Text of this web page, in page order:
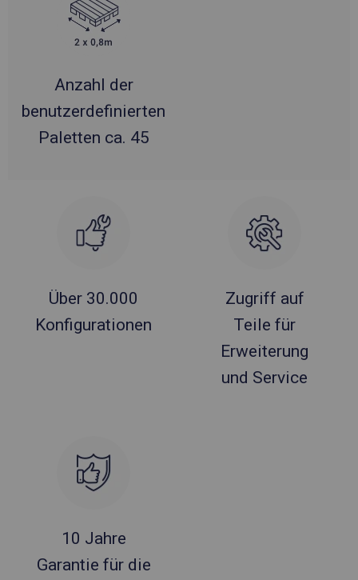
Anzahl der
benutzerdefinierten
Paletten ca. 45
Über 30.000
Konfigurationen
Zugriff auf
Teile für
Erweiterung
und Service
10 Jahre
Garantie für die